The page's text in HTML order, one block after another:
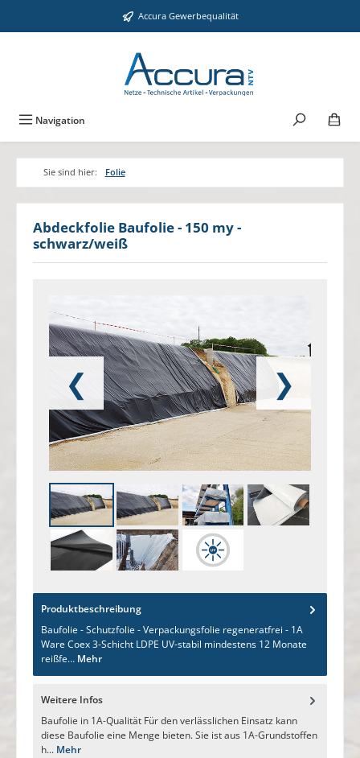
Zum Hauptinhalt springen Accura Gewerbequalität
Navigation
Sie sind hier: Folie
Abdeckfolie Baufolie - 150 my -
schwarz/weiß
❮ ❯
Produktbeschreibung
Baufolie - Schutzfolie - Verpackungsfolie regeneratfrei - 1A
Ware Coex 3-Schicht LDPE UV-stabil mindestens 12 Monate
reißfe… Mehr
Weitere Infos
Baufolie in 1A-Qualität Für den verlässlichen Einsatz kann
diese Baufolie eine Menge bieten. Sie ist aus 1A-Grundstoffen
h... Mehr